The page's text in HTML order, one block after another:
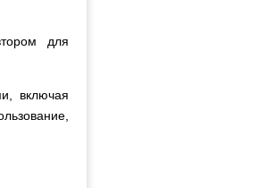
для
включая